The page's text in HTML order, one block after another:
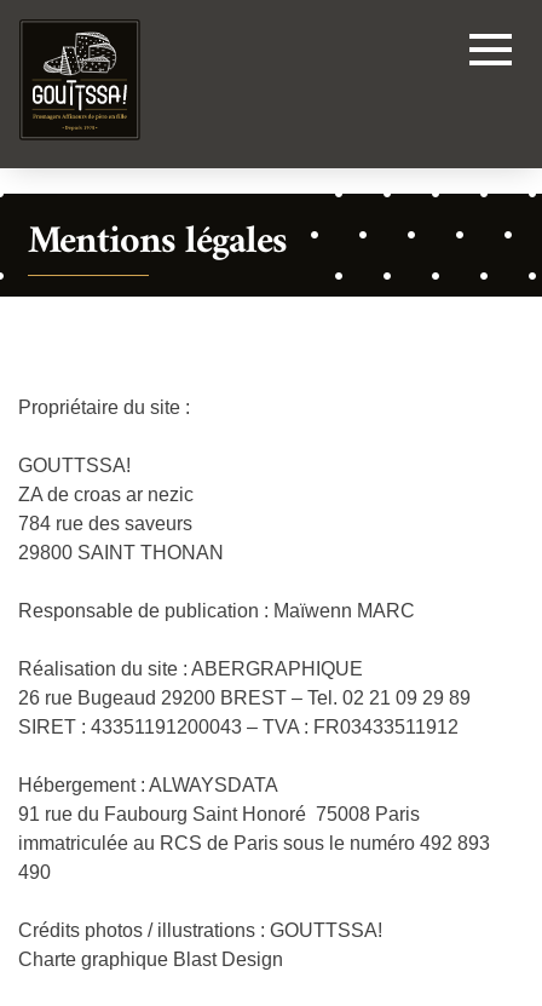
Mentions légales
Propriétaire du site :
GOUTTSSA!
ZA de croas ar nezic
784 rue des saveurs
29800 SAINT THONAN
Responsable de publication : Maïwenn MARC
Réalisation du site : ABERGRAPHIQUE
26 rue Bugeaud 29200 BREST – Tel. 02 21 09 29 89
SIRET : 43351191200043 – TVA : FR03433511912
Hébergement : ALWAYSDATA
91 rue du Faubourg Saint Honoré 75008 Paris
immatriculée au RCS de Paris sous le numéro 492 893
490
Crédits photos / illustrations : GOUTTSSA!
Charte graphique Blast Design